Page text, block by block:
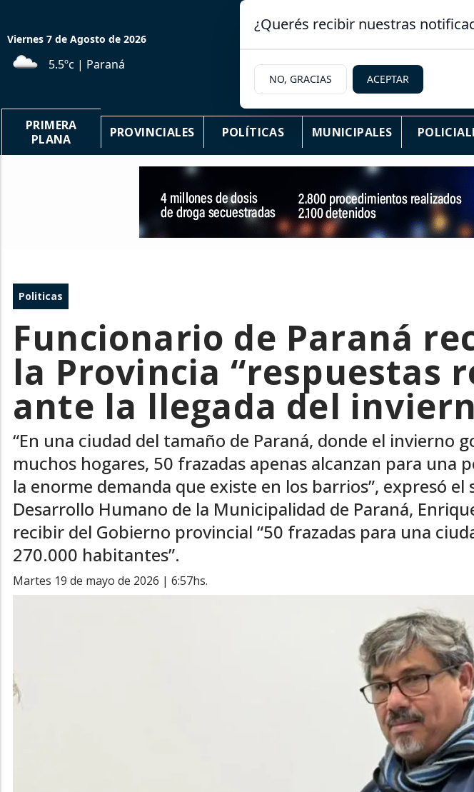
Viernes 7 de Agosto de 2026
5.5ºc | Paraná
PRIMERA
PLANA
PROVINCIALES POLÍTICAS MUNICIPALES
Politicas
Funcionario de Paraná
la Provincia “respuestas
ante la llegada del
“En una ciudad del tamaño de Paraná, donde el invierno
muchos hogares, 50 frazadas apenas alcanzan para una
la enorme demanda que existe en los barrios”, expresó el
Desarrollo Humano de la Municipalidad de Paraná,
recibir del Gobierno provincial “50 frazadas para una
270.000 habitantes”.
martes 19 de mayo de 2026 | 6:57hs.
¿Querés recibir nuestras
NO, GRACIAS ACEPTAR